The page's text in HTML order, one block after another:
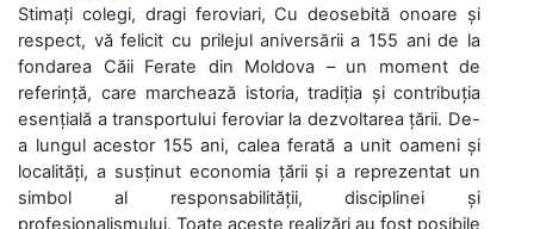
Stimați colegi, dragi feroviari, Cu deosebită onoare și
respect, vă felicit cu prilejul aniversării a 155 ani de la
fondarea Căii Ferate din Moldova – un moment de
referință, care marchează istoria, tradiția și contribuția
esențială a transportului feroviar la dezvoltarea țării. De-
a lungul acestor 155 ani, calea ferată a unit oameni și
localități, a susținut economia țării și a reprezentat un
simbol al responsabilității, disciplinei și
profesionalismului. Toate aceste realizări au fost posibile